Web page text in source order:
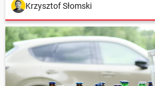
Krzysztof Słomski